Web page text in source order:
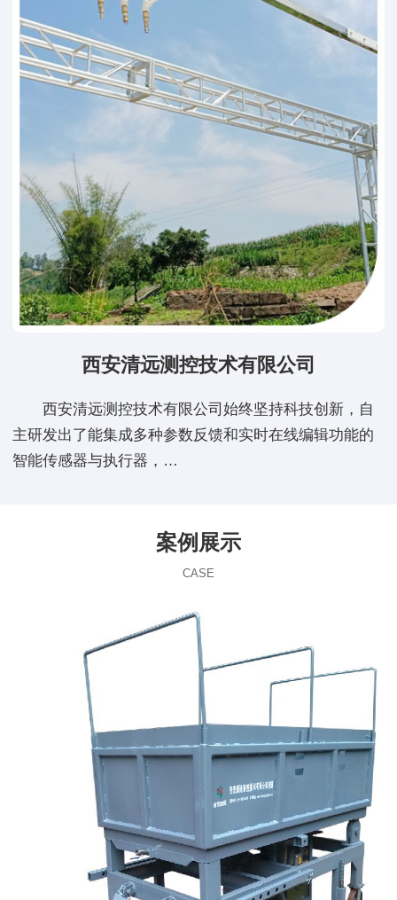
西安清远测控技术有限公司
西安清远测控技术有限公司始终坚持科技创新，自
主研发出了能集成多种参数反馈和实时在线编辑功能的
智能传感器与执行器，…
案例展示
CASE